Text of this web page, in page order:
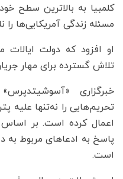
کلمبیا به بالاترین سطح
مسئله زندگی آمریکایی‌ها را
او افزود که دولت
تلاش گسترده برای مهار
خبرگزاری
تحریم‌هایی را نه‌تنها علیه
اعمال کرده است. بر
پاسخ به ادعاهای مربوط به
است.